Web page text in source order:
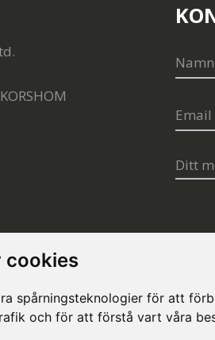
cookies
spårningsteknologier för att
och för att förstå vart våra